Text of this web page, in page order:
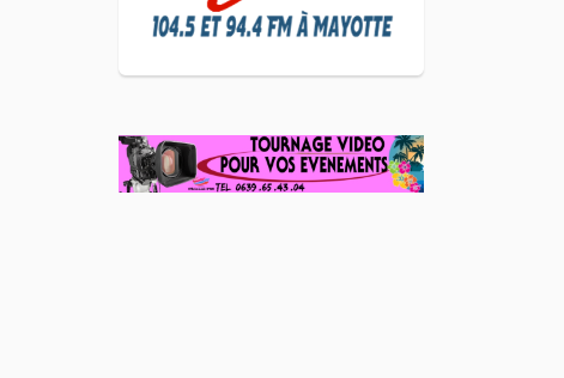
Longoni
L'Association
Zé Run pour
le lancement